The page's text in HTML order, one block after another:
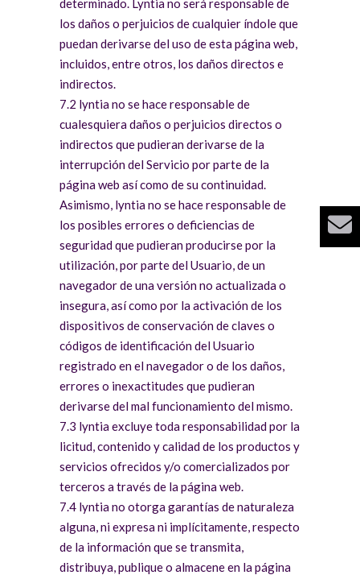
determinado. Lyntia no será responsable de
los daños o perjuicios de cualquier índole que
puedan derivarse del uso de esta página web,
incluidos, entre otros, los daños directos e
indirectos.
7.2 lyntia no se hace responsable de
cualesquiera daños o perjuicios directos o
indirectos que pudieran derivarse de la
interrupción del Servicio por parte de la
página web así como de su continuidad.
Asimismo, lyntia no se hace responsable de
los posibles errores o deficiencias de
seguridad que pudieran producirse por la
utilización, por parte del Usuario, de un
navegador de una versión no actualizada o
insegura, así como por la activación de los
dispositivos de conservación de claves o
códigos de identificación del Usuario
registrado en el navegador o de los daños,
errores o inexactitudes que pudieran
derivarse del mal funcionamiento del mismo.
7.3 lyntia excluye toda responsabilidad por la
licitud, contenido y calidad de los productos y
servicios ofrecidos y/o comercializados por
terceros a través de la página web.
7.4 lyntia no otorga garantías de naturaleza
alguna, ni expresa ni implícitamente, respecto
de la información que se transmita,
distribuya, publique o almacene en la página